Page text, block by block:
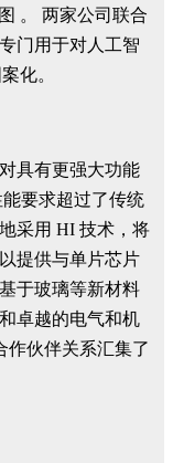
。 两家公司联合
门用于对人工智
化。
具有更强大功能
要求超过了传统
采用 HI 技术，将
提供与单片芯片
于玻璃等新材料
卓越的电气和机
作伙伴关系汇集了